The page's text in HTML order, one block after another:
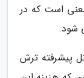
است که در
پیشرفته ترش